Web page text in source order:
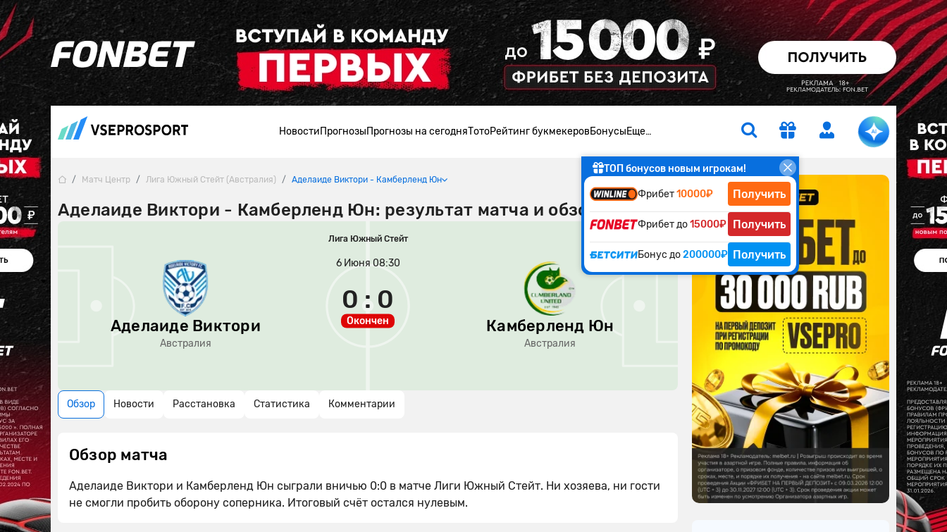
НовостиПрогнозыПрогнозы на сегодняТотоРейтинг букмекеровБонусыЕще…
ТОП бонусов новым игрокам!
Фрибет10000₽ Получить
Фрибет до15000₽ Получить
Бонус до200000₽ Получить
Аделаиде Виктори - Камберленд Юн: результат матча и обзор игры
Матч Центр Лига Южный Стейт (Австралия) Аделаиде Виктори - Камберленд Юн
Аделаиде Виктори
Австралия
Лига Южный Стейт
6 Июня 08:30
Окончен
0 : 0
Камберленд Юн
Австралия
Обзор Новости Расстановка Статистика Комментарии
Обзор матча
Аделаиде Виктори и Камберленд Юн сыграли вничью 0:0 в матче Лиги Южный Стейт. Ни хозяева, ни гости
не смогли пробить оборону соперника. Итоговый счёт остался нулевым.